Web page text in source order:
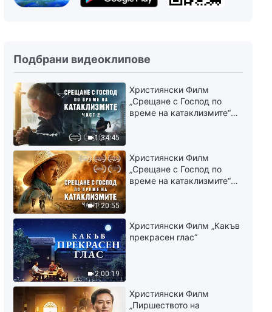
1:19:38
да тръгне по правилния път на
вярата в Бог само като
преодолее представите си (3)“
Трета част
1:34:28
Словото Божие „Човек може
да тръгне по правилния път на
вярата в Бог само като
преодолее представите си (3)“
Четвърта част
1:13:44
Словото Божие „Какво
представлява адекватното
изпълнение на дълга“ Първа
част
1:17:08
Словото Божие „Какво
представлява адекватното
изпълнение на дълга“ Втора
част
Подбрани видеоклипове
1:34:45
Християнски Филм
„Срещане с Господ по
време на катаклизмите“
1:20:55
Християнски Филм
„Срещане с Господ по
време на катаклизмите“
2:00:19
Християнски Филм „Какъв
прекрасен глас“
Християнски Филм
„Пиршеството на